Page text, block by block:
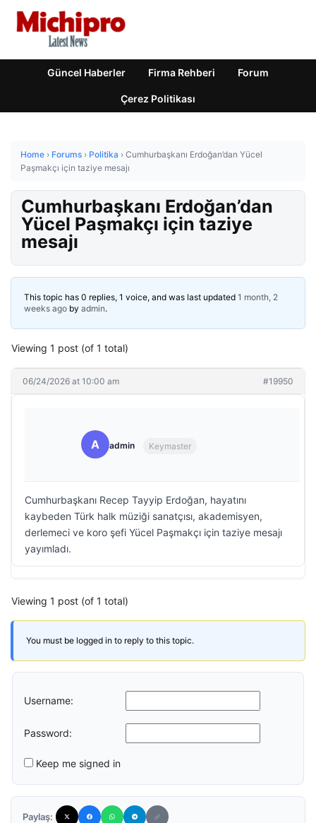
Güncel Haberler Firma Rehberi Forum
Çerez Politikası
Home › Forums › Politika › Cumhurbaşkanı Erdoğan’dan Yücel
Paşmakçı için taziye mesajı
Cumhurbaşkanı Erdoğan’dan
Yücel Paşmakçı için taziye
mesajı
This topic has 0 replies, 1 voice, and was last updated 1 month, 2
weeks ago by admin.
Viewing 1 post (of 1 total)
06/24/2026 at 10:00 am #19950
A admin Keymaster
Cumhurbaşkanı Recep Tayyip Erdoğan, hayatını
kaybeden Türk halk müziği sanatçısı, akademisyen,
derlemeci ve koro şefi Yücel Paşmakçı için taziye mesajı
yayımladı.
Viewing 1 post (of 1 total)
You must be logged in to reply to this topic.
Username:
Password:
Keep me signed in
Paylaş: